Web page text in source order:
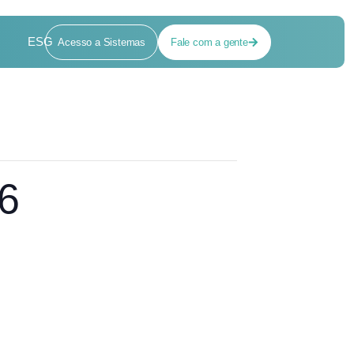
ESG Acesso a Sistemas Fale com a gente